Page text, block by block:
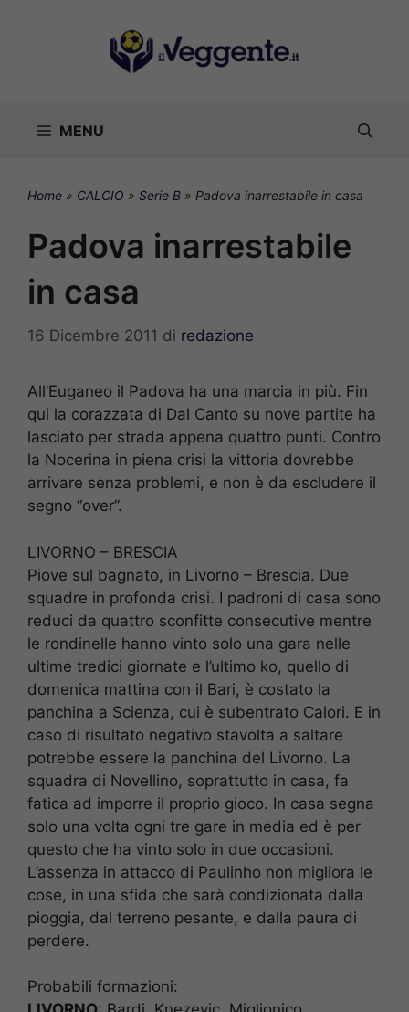
MENU
Home » CALCIO » Serie B » Padova inarrestabile in casa
Padova inarrestabile
in casa
16 Dicembre 2011 di redazione
All’Euganeo il Padova ha una marcia in più. Fin
qui la corazzata di Dal Canto su nove partite ha
lasciato per strada appena quattro punti. Contro
la Nocerina in piena crisi la vittoria dovrebbe
arrivare senza problemi, e non è da escludere il
segno “over”.
LIVORNO – BRESCIA
Piove sul bagnato, in Livorno – Brescia. Due
squadre in profonda crisi. I padroni di casa sono
reduci da quattro sconfitte consecutive mentre
le rondinelle hanno vinto solo una gara nelle
ultime tredici giornate e l’ultimo ko, quello di
domenica mattina con il Bari, è costato la
panchina a Scienza, cui è subentrato Calori. E in
caso di risultato negativo stavolta a saltare
potrebbe essere la panchina del Livorno. La
squadra di Novellino, soprattutto in casa, fa
fatica ad imporre il proprio gioco. In casa segna
solo una volta ogni tre gare in media ed è per
questo che ha vinto solo in due occasioni.
L’assenza in attacco di Paulinho non migliora le
cose, in una sfida che sarà condizionata dalla
pioggia, dal terreno pesante, e dalla paura di
perdere.
Probabili formazioni: